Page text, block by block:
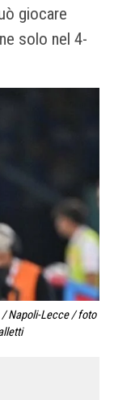
giocare
solo nel 4-
/ Napoli-Lecce / foto